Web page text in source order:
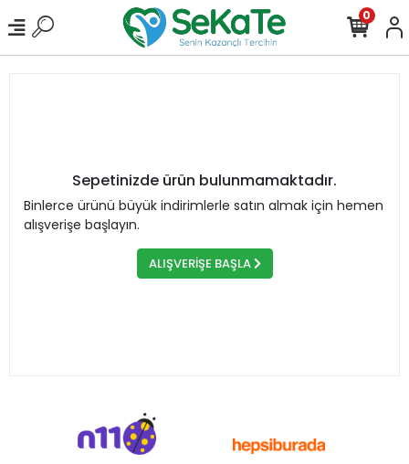
0
Sepetinizde ürün bulunmamaktadır.
Binlerce ürünü büyük indirimlerle satın almak için hemen
alışverişe başlayın.
ALIŞVERİŞE BAŞLA